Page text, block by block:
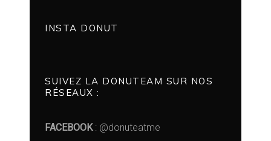
INSTA DONUT
SUIVEZ LA DONUTEAM SUR NOS
RÉSEAUX :
FACEBOOK: @donuteatme